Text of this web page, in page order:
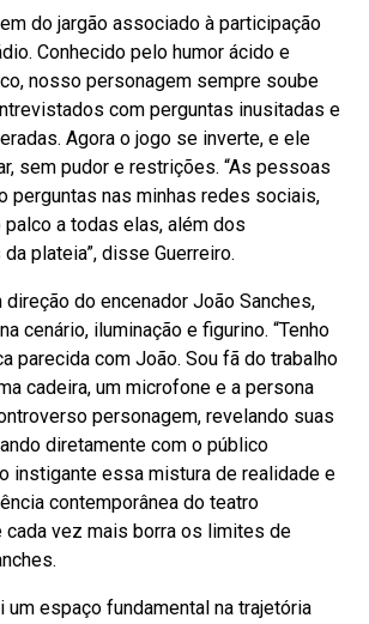
do jargão associado à participação
Conhecido pelo humor ácido e
nosso personagem sempre soube
com perguntas inusitadas e
Agora o jogo se inverte, e ele
sem pudor e restrições. “As pessoas
perguntas nas minhas redes sociais,
a todas elas, além dos
plateia”, disse Guerreiro.
do encenador João Sanches,
cenário, iluminação e figurino. “Tenho
parecida com João. Sou fã do trabalho
cadeira, um microfone e a persona
personagem, revelando suas
diretamente com o público
instigante essa mistura de realidade e
contemporânea do teatro
cada vez mais borra os limites de
um espaço fundamental na trajetória